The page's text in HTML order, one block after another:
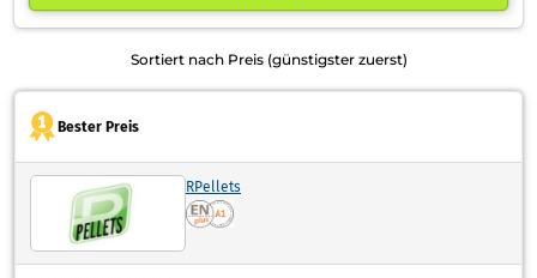
Sortiert nach Preis (günstigster zuerst)
Bester Preis
RPellets